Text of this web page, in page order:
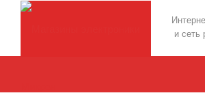
и сеть